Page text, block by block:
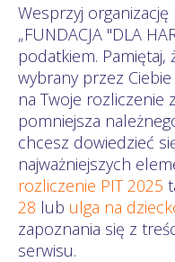
Wesprzyj
„FUNDACJA "DLA
podatkiem. Pamiętaj,
wybrany przez
na Twoje rozliczenie
pomniejsza
chcesz dowiedzieć
najważniejszych
rozliczenie PIT 2025
28 lub ulga na
zapoznania się z
serwisu.